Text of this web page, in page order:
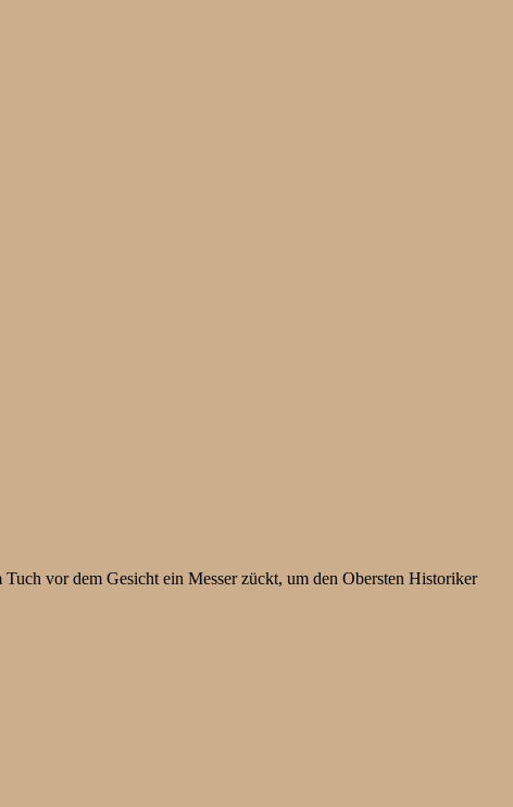
vor dem Gesicht ein Messer zückt, um den Obersten Historiker